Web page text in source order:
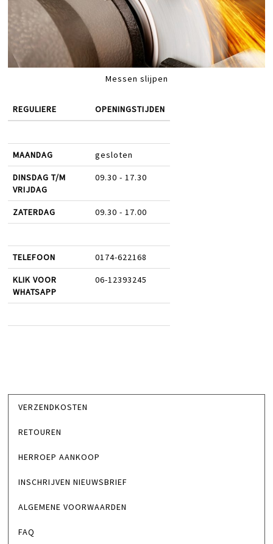
Messen slijpen
REGULIERE OPENINGSTIJDEN
MAANDAG gesloten
DINSDAG T/M
VRIJDAG
09.30 - 17.30
ZATERDAG 09.30 - 17.00
TELEFOON 0174-622168
KLIK VOOR
WHATSAPP
06-12393245
VERZENDKOSTEN
RETOUREN
HERROEP AANKOOP
INSCHRIJVEN NIEUWSBRIEF
ALGEMENE VOORWAARDEN
FAQ